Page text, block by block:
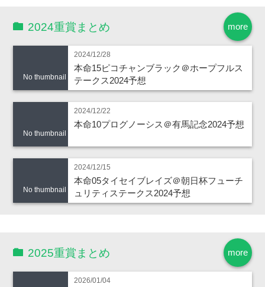
more
2024重賞まとめ
No thumbnail
2024/12/28
本命15ピコチャンブラック＠ホープフルス
テークス2024予想
No thumbnail
2024/12/22
本命10プログノーシス＠有馬記念2024予想
No thumbnail
2024/12/15
本命05タイセイブレイズ＠朝日杯フューチ
ュリティステークス2024予想
more
2025重賞まとめ
2026/01/04